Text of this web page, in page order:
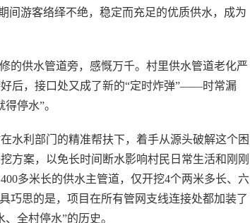
间游客络绎不绝，稳定而充足的优质供水，成为
供水管道旁，感慨万千。村里供水管道老化严
后，接口处又成了新的“定时炸弹”——时常漏
停水”。
利部门的精准帮扶下，着手从源头破解这个困
方案，以免长时间断水影响村民日常生活和刚刚
多米长的供水主管道，仅开挖4个两米多长、六
巧思的是，项目在所有管网支线连接处都加装了
全村停水”的历史。